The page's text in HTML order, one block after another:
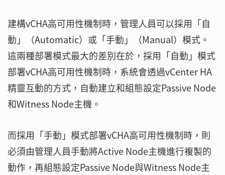
建構vCHA高可用性機制時，管理人員可以採用「自
動」（Automatic）或「手動」（Manual）模式。
這兩種部署模式最大的差別在於，採用「自動」模式
部署vCHA高可用性機制時，系統會透過vCenter HA
精靈互動的方式，自動建立和組態設定Passive Node
和Witness Node主機。
而採用「手動」模式部署vCHA高可用性機制時，則
必須由管理人員手動將Active Node主機進行複製的
動作，再組態設定Passive Node與Witness Node主